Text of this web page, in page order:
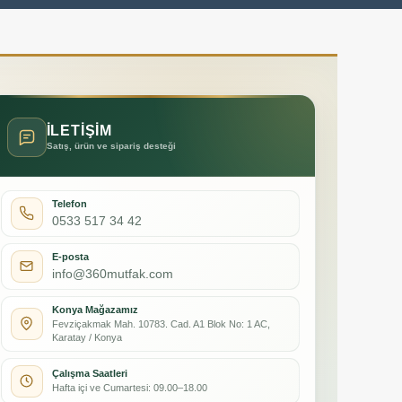
İLETİŞİM
Satış, ürün ve sipariş desteği
Telefon
0533 517 34 42
E-posta
info@360mutfak.com
Konya Mağazamız
Fevziçakmak Mah. 10783. Cad. A1 Blok No: 1 AC,
Karatay / Konya
Çalışma Saatleri
Hafta içi ve Cumartesi: 09.00–18.00